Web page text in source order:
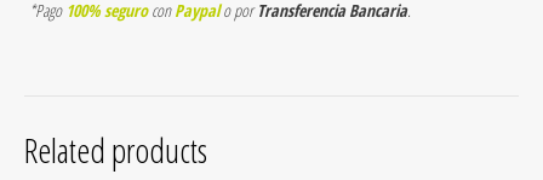
*Pago 100% seguroconPaypalo porTransferencia Bancaria.
Related products